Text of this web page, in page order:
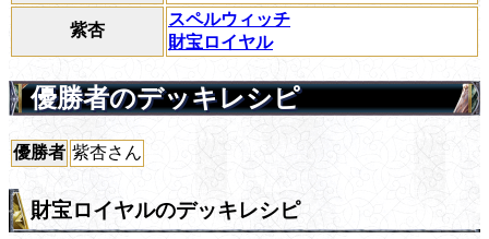
紫杏
スペルウィッチ
財宝ロイヤル
優勝者のデッキレシピ
優勝者 紫杏さん
財宝ロイヤルのデッキレシピ